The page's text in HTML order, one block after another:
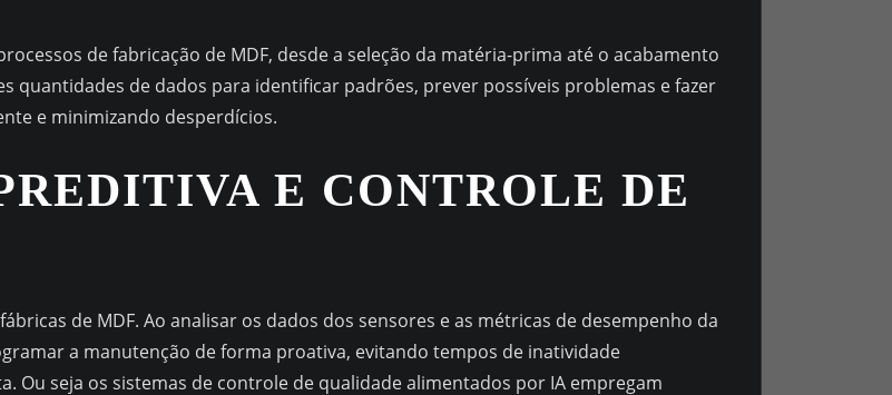
de fabricação de MDF, desde a seleção da matéria-prima até o acabamento
quantidades de dados para identificar padrões, prever possíveis problemas e fazer
e minimizando desperdícios.
E CONTROLE DE
de MDF. Ao analisar os dados dos sensores e as métricas de desempenho da
a manutenção de forma proativa, evitando tempos de inatividade
seja os sistemas de controle de qualidade alimentados por IA empregam